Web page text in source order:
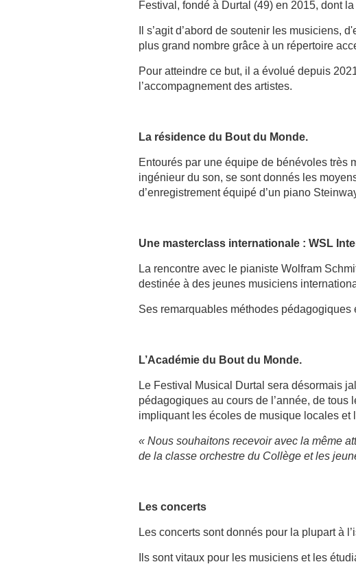
Festival, fondé à Durtal (49) en 2015, dont
Il s’agit d’abord de soutenir les musiciens,
plus grand nombre grâce à un répertoire
Pour atteindre ce but, il a évolué depuis
l’accompagnement des artistes.
La résidence du Bout du Monde.
Entourés par une équipe de bénévoles très
ingénieur du son, se sont donnés les
d’enregistrement équipé d’un piano
Une masterclass internationale : WSL
La rencontre avec le pianiste Wolfram
destinée à des jeunes musiciens
Ses remarquables méthodes
L’Académie du Bout du Monde.
Le Festival Musical Durtal sera désormais
pédagogiques au cours de l’année, de
impliquant les écoles de musique locales et
« Nous souhaitons recevoir avec la même
de la classe orchestre du Collège et les
Les concerts
Les concerts sont donnés pour la plupart à
Ils sont vitaux pour les musiciens et les